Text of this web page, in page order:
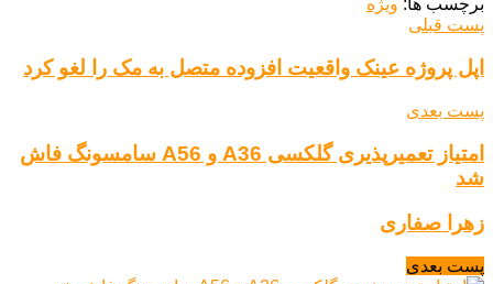
پست قبلی
اپل پروژه عینک واقعیت افزوده متصل به مک را لغو کرد
پست بعدی
امتیاز تعمیرپذیری گلکسی A36 و A56 سامسونگ فاش
شد
زهرا صفاری
پست بعدی